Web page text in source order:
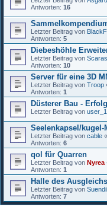
Antworten: 16
Letzter Beitrag von
Antworten: 5
Diebeshöhle
Letzter Beitrag von
Antworten: 10
Server für eine 3D
Letzter Beitrag von Troop
Antworten: 1
Düsterer Bau -
Letzter Beitrag von user_1
Seelenkapsel/
Letzter Beitrag von cable «
Antworten: 6
qol für Quarren
Letzter Beitrag von Nyrea
Antworten: 1
Halle des Ausgleichs
Letzter Beitrag von
Antworten: 7